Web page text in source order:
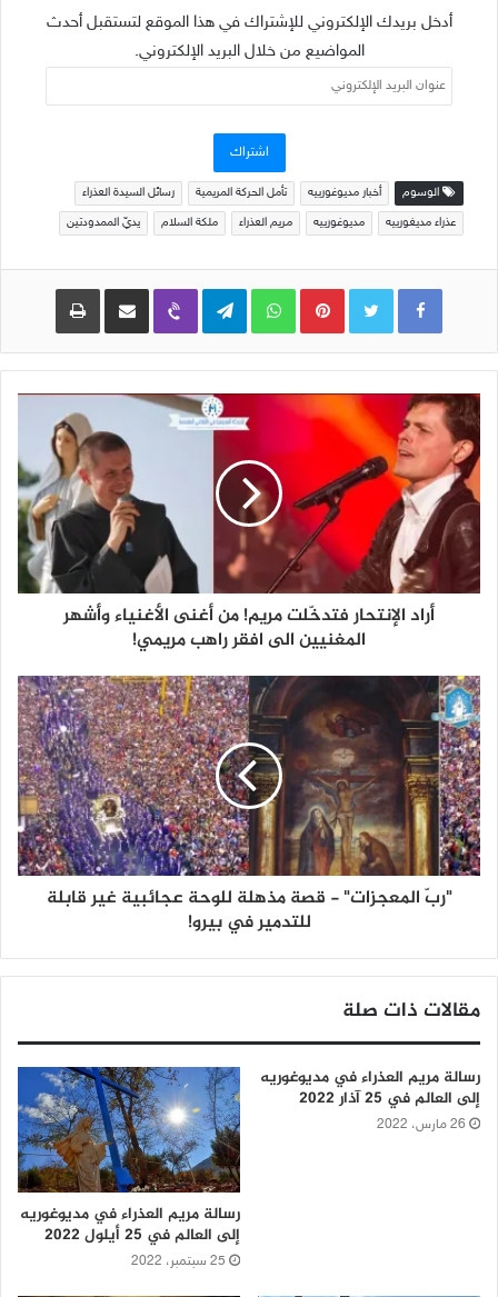
أدخل بريدك الإلكتروني للإشتراك في هذا الموقع لتستقبل أحدث
المواضيع من خلال البريد الإلكتروني.
عنوان
البريد
اشتراك
الوسوم أخبار مديوغورييه تأمل الحركة المريمية رسائل السيدة العذراء
عذراء مديغورييه مديوغورييه مريم العذراء ملكة السلام يديّ الممدودتين
Pinterest
WhatsApp
Telegram
Viber مشاركة عبر البريد طباعة
أراد الإنتحار فتدخّلت مريم! من أغنى الأغنياء وأشهر
المغنيين الى افقر راهب مريمي!
"ربّ المعجزات" - قصة مذهلة للوحة عجائبية غير قابلة
للتدمير في بيرو!
مقالات ذات صلة
رسالة مريم العذراء في مديوغوريه
إلى العالم في 25 آذار 2022
26 مارس، 2022
رسالة مريم العذراء في مديوغوريه
إلى العالم في 25 أيلول 2022
25 سبتمبر، 2022